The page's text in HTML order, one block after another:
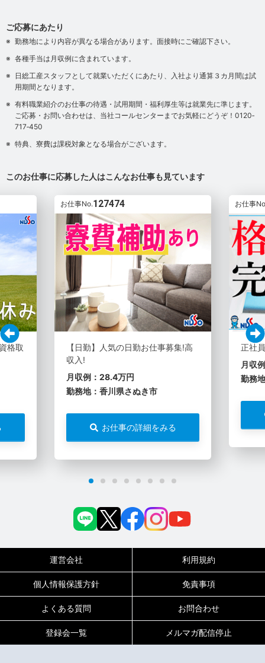
0120-717-450
ご応募にあたり
勤務地により内容が異なる場合があります。面接時にご確認下さい。
各種手当は月収例に含まれています。
日総工産スタッフとして就業いただくにあたり、入社より通算３カ月間は試
用期間となります。
有料職業紹介のお仕事の待遇・試用期間・福利厚生等は就業先に準じます。
ご応募・お問い合わせは、当社コールセンターまでお気軽にどうぞ！0120‐
717‐450
特典、寮費は課税対象となる場合がございます。
このお仕事に応募した人はこんなお仕事も見ています
格取
お仕事No.127474
【日勤】人気の日勤お仕事募集!高
収入!
月収例：28.4万円
勤務地：香川県さぬき市
お仕事の詳細をみる
お仕事
正社
月収
勤務
運営会社 利用規約
個人情報保護方針 免責事項
よくある質問 お問合わせ
登録会一覧 メルマガ配信停止